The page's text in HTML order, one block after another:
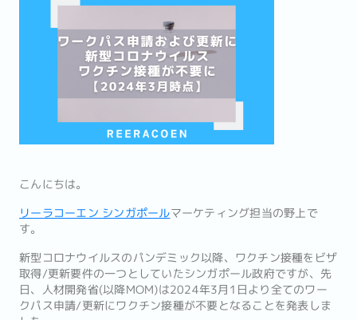
こんにちは。
リーラコーエン シンガポールマーケティング担当の野上で
す。
新型コロナウイルスのパンデミック以降、ワクチン接種をビザ
取得/更新要件の一つとしていたシンガポール政府ですが、先
日、人材開発省(以降MOM)は2024年3月1日より全てのワー
クパス申請/更新にワクチン接種が不要となることを発表しま